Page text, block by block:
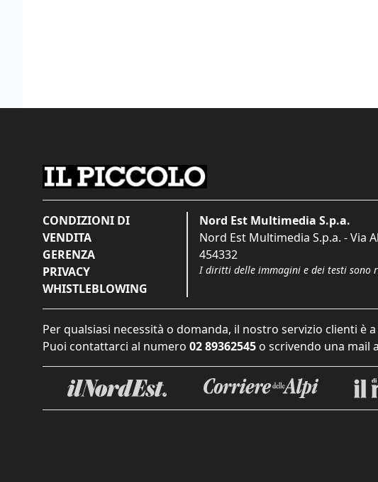
CONDIZIONI DI
VENDITA
GERENZA
PRIVACY
WHISTLEBLOWING
Nord Est Multimedia S.p.a.
Nord Est Multimedia S.p.a. - Via
454332
I diritti delle immagini e dei testi sono
Per qualsiasi necessità o domanda, il nostro servizio clienti è
Puoi contattarci al numero 02 89362545 o scrivendo una mail a